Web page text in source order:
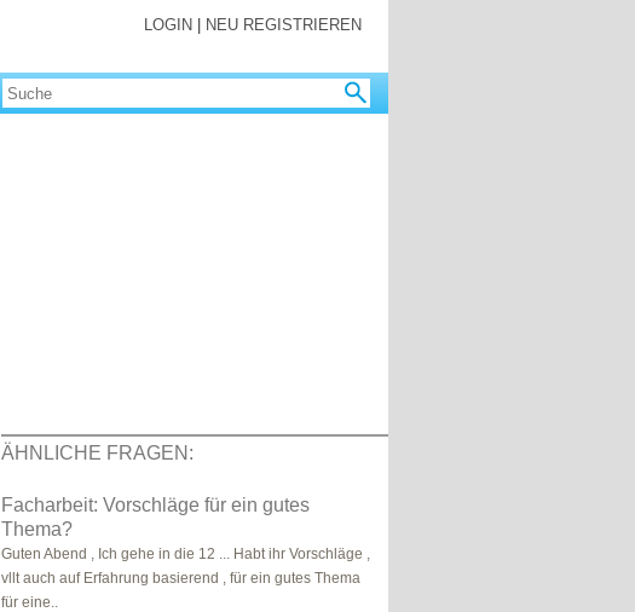
LOGIN NEU REGISTRIEREN
ÄHNLICHE FRAGEN:
Facharbeit: Vorschläge für ein gutes
Thema?
Guten Abend , Ich gehe in die 12 ... Habt ihr Vorschläge ,
vllt auch auf Erfahrung basierend , für ein gutes Thema
für eine..